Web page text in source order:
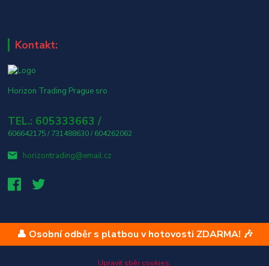
Kontakt:
Horizon Trading Prague sro
TEL.: 605333663 /
606642175 / 731488630 / 604262062
horizontrading@email.cz
👤 Osobní odběr s platbou v hotovosti ZDARMA! 🎶
Upravit sběr cookies.